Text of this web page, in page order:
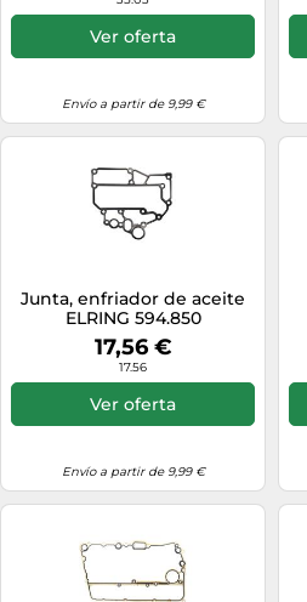
Ver oferta
Envío a partir de 9,99 €
Junta, enfriador de aceite
ELRING 594.850
17,56 €
17.56
Ver oferta
Envío a partir de 9,99 €